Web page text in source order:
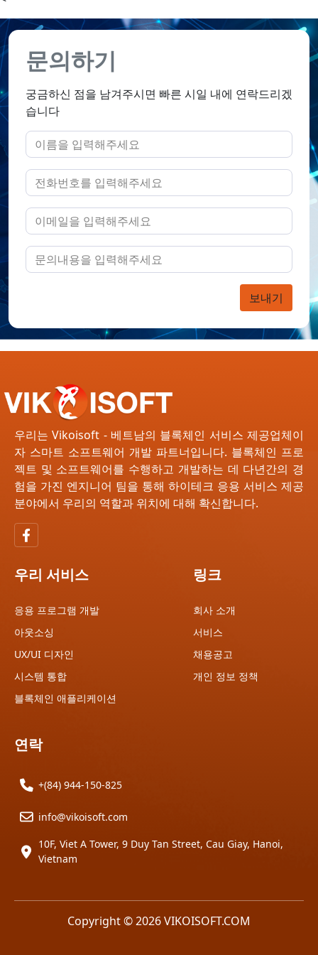
문의하기
궁금하신 점을 남겨주시면 빠른 시일 내에 연락드리겠
습니다
보내기
우리는 Vikoisoft - 베트남의 블록체인 서비스 제공업체이
자 스마트 소프트웨어 개발 파트너입니다. 블록체인 프로
젝트 및 소프트웨어를 수행하고 개발하는 데 다년간의 경
험을 가진 엔지니어 팀을 통해 하이테크 응용 서비스 제공
분야에서 우리의 역할과 위치에 대해 확신합니다.
우리 서비스
응용 프로그램 개발
아웃소싱
UX/UI 디자인
시스템 통합
블록체인 애플리케이션
링크
회사 소개
서비스
채용공고
개인 정보 정책
연락
+(84) 944-150-825
info@vikoisoft.com
10F, Viet A Tower, 9 Duy Tan Street, Cau Giay, Hanoi,
Vietnam
Copyright © 2026 VIKOISOFT.COM